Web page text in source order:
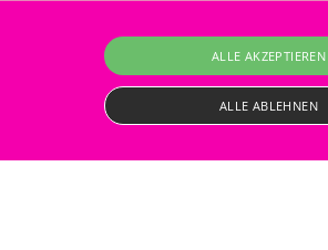
ALLE AKZEPTIEREN
ALLE ABLEHNEN